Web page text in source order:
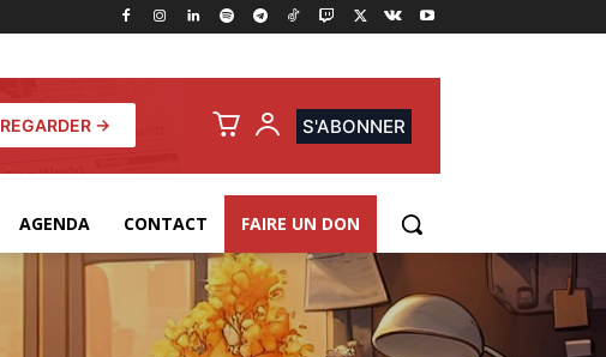
REGARDER → S'ABONNER
AGENDA CONTACT FAIRE UN DON